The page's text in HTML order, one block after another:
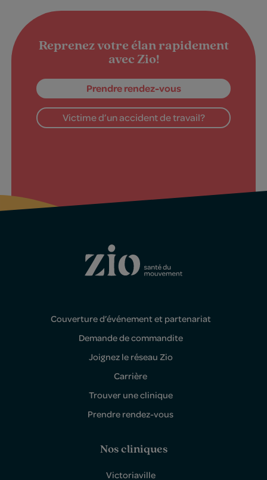
Reprenez votre élan rapidement
avec Zio!
Prendre rendez-vous
Victime d’un accident de travail?
Couverture d’événement et partenariat
Demande de commandite
Joignez le réseau Zio
Carrière
Trouver une clinique
Prendre rendez-vous
Nos cliniques
Victoriaville